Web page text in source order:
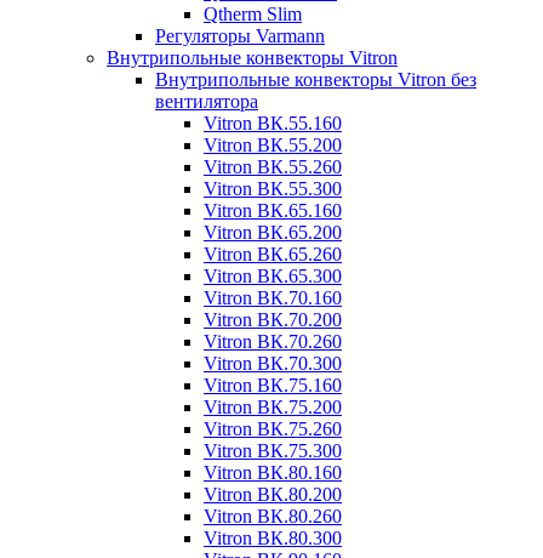
Qtherm Slim
Регуляторы Varmann
Внутрипольные конвекторы Vitron
Внутрипольные конвекторы Vitron без
вентилятора
Vitron ВК.55.160
Vitron ВК.55.200
Vitron ВК.55.260
Vitron ВК.55.300
Vitron ВК.65.160
Vitron ВК.65.200
Vitron ВК.65.260
Vitron ВК.65.300
Vitron ВК.70.160
Vitron ВК.70.200
Vitron ВК.70.260
Vitron ВК.70.300
Vitron ВК.75.160
Vitron ВК.75.200
Vitron ВК.75.260
Vitron ВК.75.300
Vitron ВК.80.160
Vitron ВК.80.200
Vitron ВК.80.260
Vitron ВК.80.300